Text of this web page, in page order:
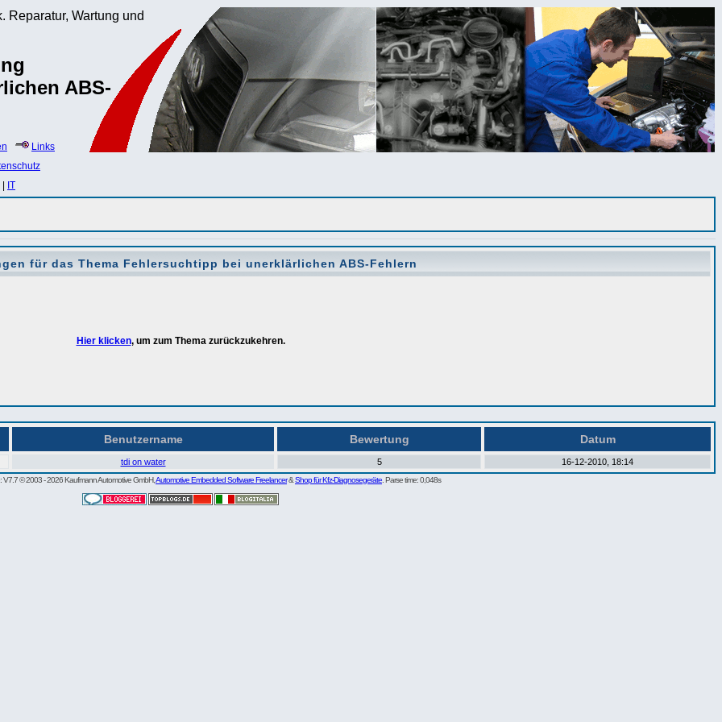
Reparatur, Wartung und
ABS-
Links
IT
für das Thema Fehlersuchtipp bei unerklärlichen ABS-Fehlern
Hier klicken, um zum Thema zurückzukehren.
Benutzername Bewertung Datum
tdi on water 5 16-12-2010, 18:14
V7.7 © 2003 - 2026 Kaufmann Automotive GmbH,Automotive Embedded Software Freelancer&Shop für Kfz-Diagnosegeräte . Parse time: 0,048s